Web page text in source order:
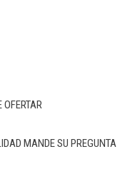
MANDE SU PREGUNTA